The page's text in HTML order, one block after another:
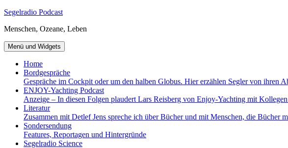
Zum
springen
Segelradio Podcast
Menschen, Ozeane, Leben
Menü und Widgets
Home
Bordgespräche
Gespräche im Cockpit oder um den halben Globus. Hier erzählen Segler von ihren
ENJOY-Yachting Podcast
Anzeige – In diesen Folgen plaudert Lars Reisberg von Enjoy-Yachting mit
Literatur
Zusammen mit Detlef Jens spreche ich über Bücher und mit Menschen, die Bücher
Sondersendung
Features, Reportagen und Hintergründe
Segelradio Science